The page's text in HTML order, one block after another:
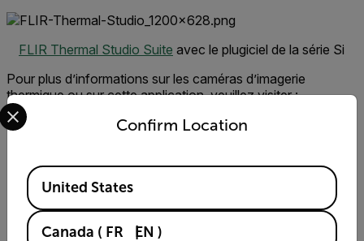
FLIR Thermal Studio Suite avec le plugiciel de la série Si
Pour plus d’informations sur les caméras d’imagerie
thermique ou sur cette application, veuillez visiter :
https://www.flir.quebec/products/si124/
vide
Découvrez comment les caméras d’imagerie acoustique
peuvent réduire considérablement les coûts énergétiques
des fabricants de produits pharmaceutiques.
Confirm Location
Select your preferred country and language from the
Available Locations
United States
Canada ( FR EN )